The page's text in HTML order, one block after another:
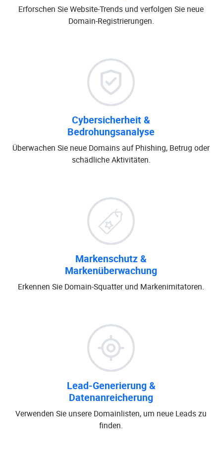
Erforschen Sie Website-Trends und verfolgen Sie neue
Domain-Registrierungen.
Cybersicherheit &
Bedrohungsanalyse
Überwachen Sie neue Domains auf Phishing, Betrug oder
schädliche Aktivitäten.
Markenschutz &
Markenüberwachung
Erkennen Sie Domain-Squatter und Markenimitatoren.
Lead-Generierung &
Datenanreicherung
Verwenden Sie unsere Domainlisten, um neue Leads zu
finden.